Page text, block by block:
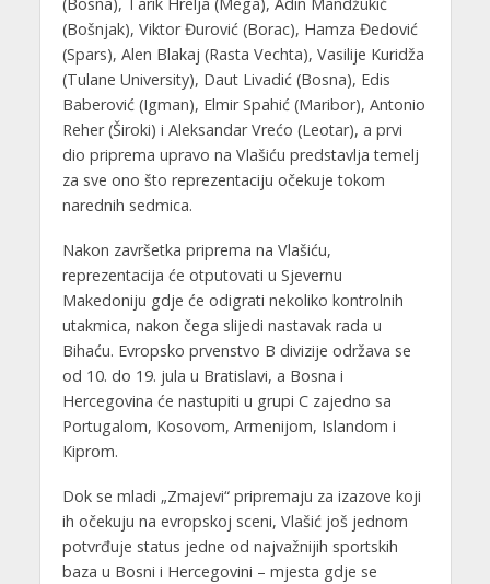
(Bošnjak), Viktor Đurović (Borac), Hamza Đedović
(Spars), Alen Blakaj (Rasta Vechta), Vasilije Kuridža
(Tulane University), Daut Livadić (Bosna), Edis
Baberović (Igman), Elmir Spahić (Maribor), Antonio
Reher (Široki) i Aleksandar Vrećo (Leotar), a prvi
dio priprema upravo na Vlašiću predstavlja temelj
za sve ono što reprezentaciju očekuje tokom
narednih sedmica.
Nakon završetka priprema na Vlašiću,
reprezentacija će otputovati u Sjevernu
Makedoniju gdje će odigrati nekoliko kontrolnih
utakmica, nakon čega slijedi nastavak rada u
Bihaću. Evropsko prvenstvo B divizije održava se
od 10. do 19. jula u Bratislavi, a Bosna i
Hercegovina će nastupiti u grupi C zajedno sa
Portugalom, Kosovom, Armenijom, Islandom i
Kiprom.
Dok se mladi „Zmajevi“ pripremaju za izazove koji
ih očekuju na evropskoj sceni, Vlašić još jednom
potvrđuje status jedne od najvažnijih sportskih
baza u Bosni i Hercegovini – mjesta gdje se